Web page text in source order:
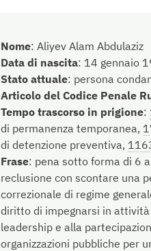
Nome: Aliyev Alam Abdulaziz
Data di nascita: 14 gennaio
Stato attuale: persona
Articolo del Codice Penale
Tempo trascorso in prigione:
di permanenza temporanea,
di detenzione preventiva,
Frase: pena sotto forma di 6
reclusione con scontare una
correzionale di regime
diritto di impegnarsi in
leadership e alla
organizzazioni pubbliche per